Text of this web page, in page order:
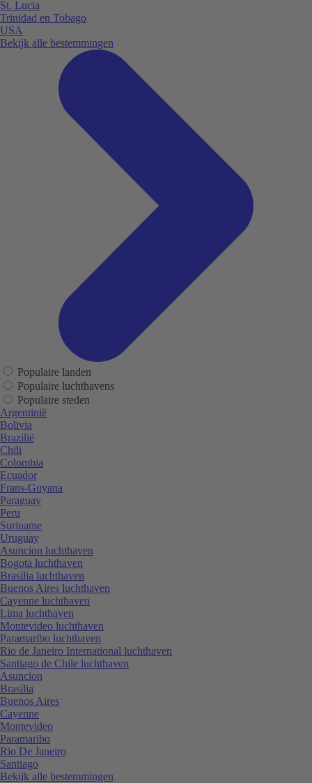
St. Lucia
Trinidad en Tobago
USA
Bekijk alle bestemmingen
Populaire landen
Populaire luchthavens
Populaire steden
Argentinië
Bolivia
Brazilië
Chili
Colombia
Ecuador
Frans-Guyana
Paraguay
Peru
Suriname
Uruguay
Asuncion luchthaven
Bogota luchthaven
Brasilia luchthaven
Buenos Aires luchthaven
Cayenne luchthaven
Lima luchthaven
Montevideo luchthaven
Paramaribo luchthaven
Rio de Janeiro International luchthaven
Santiago de Chile luchthaven
Asuncion
Brasilia
Buenos Aires
Cayenne
Montevideo
Paramaribo
Rio De Janeiro
Santiago
Bekijk alle bestemmingen